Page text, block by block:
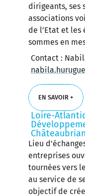
dirigeants, ses
associations
de l’Etat et les
sommes en
Contact :
EN SAVOIR +
EN SAVOIR +
Loire-
Lieu
entreprises
tournées vers
au service de
objectif de